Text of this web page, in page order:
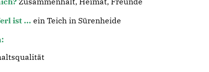
ist ... ein Teich in Sürenheide